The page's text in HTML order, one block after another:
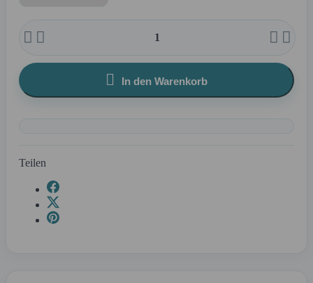
   
 In den Warenkorb
Teilen